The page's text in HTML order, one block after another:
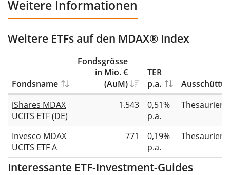
Weitere Informationen
Weitere ETFs auf den MDAX® Index
Fondsname
Fondsgrösse
in Mio. €
(AuM)
TER
p.a.
iShares MDAX
UCITS ETF (DE)
1.543
0,51%
p.a.
Invesco MDAX
UCITS ETF A
771
0,19%
p.a.
Interessante ETF-Investment-Guides